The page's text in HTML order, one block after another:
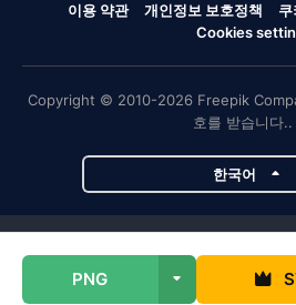
PNG
이용 약관 개인정보 보호정책 쿠
Cookies
Copyright © 2010-2026 Freepik
호를 받습니다..
한국어